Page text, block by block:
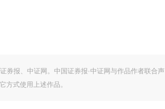
券报、中证网。中国证券报·中证网与作品作者联合声
方式使用上述作品。